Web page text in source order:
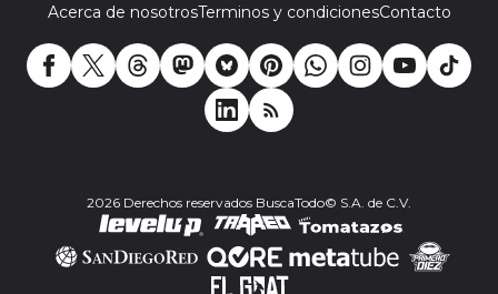
Acerca de nosotrosTerminos y condicionesContacto
2026 Derechos reservados BuscaTodo© S.A. de C.V.